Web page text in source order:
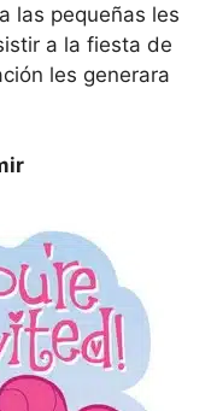
las pequeñas les
a la fiesta de
les generara